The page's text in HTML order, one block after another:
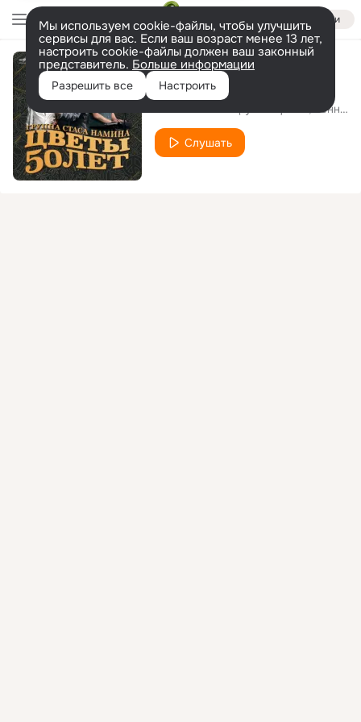
Войти
Мы используем cookie-файлы, чтобы улучшить
сервисы для вас. Если ваш возраст менее 13 лет,
настроить cookie-файлы должен ваш законный
представитель. Больше информации
Разрешить все Настроить
Юрмала
Кенни Аронофф
Слушать